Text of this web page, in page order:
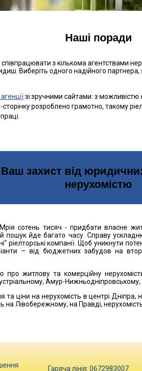
Наші поради
співпрацювати з кількома агентствами
Виберіть одного надійного
зі зручними сайтами: з
сторінку розроблено грамотно, такому
захист від юридичних
нерухомістю
сотень тисяч - придбати власне
пошук йде багато часу. Справу
ріелторські компанії. Щоб уникнути
– від бюджетних забудов на
житлову та комерційну
Амур-
ціни на нерухомість в центрі Дніпра,
на Лівобережному, на Правді,
Гаряча лінія: 0672983007